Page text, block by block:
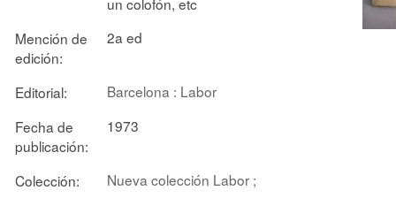
Mención de
edición:
2a ed
Editorial:
Barcelona : Labor
Fecha de
publicación:
1973
Colección:
Nueva colección Labor ;